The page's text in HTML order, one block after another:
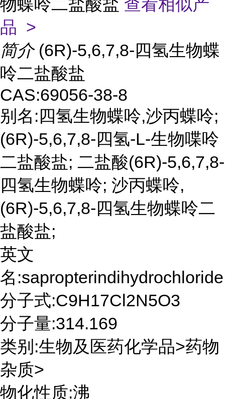
物蝶呤二盐酸盐 查看相似产
品 >
简介 (6R)-5,6,7,8-四氢生物蝶
呤二盐酸盐
CAS:69056-38-8
别名:四氢生物蝶呤,沙丙蝶呤;
(6R)-5,6,7,8-四氢-L-生物喋呤
二盐酸盐; 二盐酸(6R)-5,6,7,8-
四氢生物蝶呤; 沙丙蝶呤,
(6R)-5,6,7,8-四氢生物蝶呤二
盐酸盐;
英文
名:sapropterindihydrochloride
分子式:C9H17Cl2N5O3
分子量:314.169
类别:生物及医药化学品>药物
杂质>
物化性质:沸